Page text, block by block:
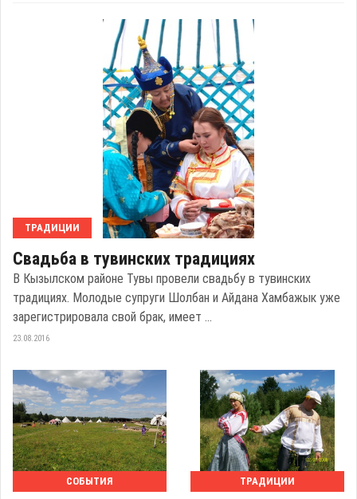
ТРАДИЦИИ
Свадьба в тувинских традициях
В Кызылском районе Тувы провели свадьбу в тувинских
традициях. Молодые супруги Шолбан и Айдана Хамбажык уже
зарегистрировала свой брак, имеет ...
23.08.2016
СОБЫТИЯ ТРАДИЦИИ